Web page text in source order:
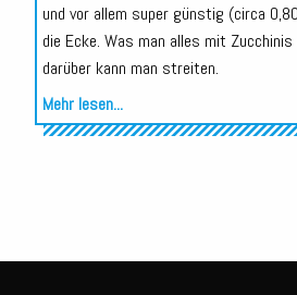
und vor allem super günstig (circa
die Ecke. Was man alles mit
darüber kann man streiten.
Mehr lesen...